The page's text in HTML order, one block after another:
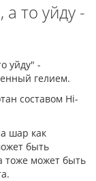
то уйду -
уйду" -
гелием.
составом Hi-
шар как
быть
тоже может быть